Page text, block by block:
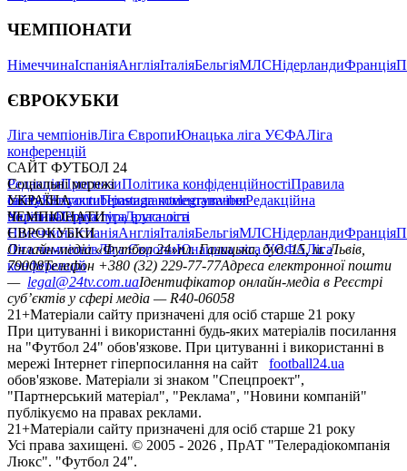
ЧЕМПІОНАТИ
НімеччинаІспаніяАнгліяІталіяБельгіяМЛСНідерландиФранція
ЄВРОКУБКИ
Ліга чемпіонівЛіга ЄвропиЮнацька ліга УЄФАЛіга
конференцій
САЙТ ФУТБОЛ 24
РедакціяПрогнозиПолітика конфіденційностіПравила
сайтуКонтактиПравила коментуванняРедакційна
політикаСтруктура власності
Соціальні мережі
facebookxyoutubeinstagramtelegramviber
УКРАЇНА
УкраїнаПерша лігаДруга ліга
ЧЕМПІОНАТИ
НімеччинаІспаніяАнгліяІталіяБельгіяМЛСНідерландиФранція
ЄВРОКУБКИ
Ліга чемпіонівЛіга ЄвропиЮнацька ліга УЄФАЛіга
конференцій
Онлайн-медіа «Футбол 24»пл. Галицька, буд. 15, м. Львів,
79008Телефон +380 (32) 229-77-77Адреса електронної пошти
— legal@24tv.com.uaІдентифікатор онлайн-медіа в Реєстрі
суб’єктів у сфері медіа — R40-06058
21+Матеріали сайту призначені для осіб старше 21 року
При цитуванні і використанні будь-яких матеріалів посилання
на "Футбол 24" обов'язкове. При цитуванні і використанні в
мережі Інтернет гіперпосилання на сайт
football24.ua
обов'язкове. Матеріали зі знаком "Спецпроект",
"Партнерський матеріал", "Реклама", "Новини компаній"
публікуємо на правах реклами.
21+Матеріали сайту призначені для осіб старше 21 року
Усi права захищенi. © 2005 - 2026 , ПрАТ "Телерадіокомпанія
Люкс". "Футбол 24".